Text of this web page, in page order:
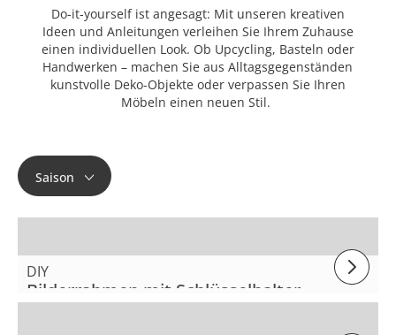
Do-it-yourself ist angesagt: Mit unseren kreativen
Ideen und Anleitungen verleihen Sie Ihrem Zuhause
einen individuellen Look. Ob Upcycling, Basteln oder
Handwerken – machen Sie aus Alltagsgegenständen
kunstvolle Deko-Objekte oder verpassen Sie Ihren
Möbeln einen neuen Stil.
Saison
DIY
Bilderrahmen mit Schlüsselhalter